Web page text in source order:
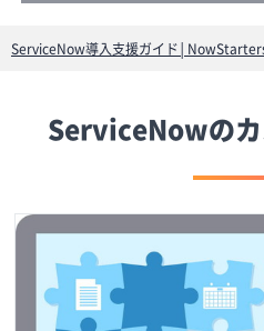
ServiceNow導入支援ガイド
ServiceNowの